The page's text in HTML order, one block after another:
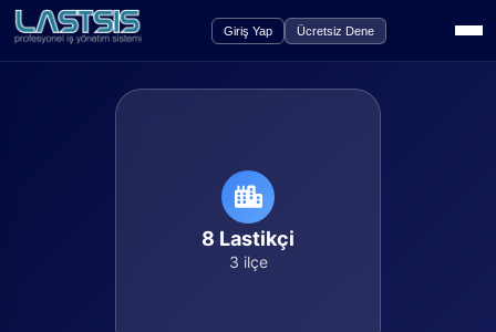
Giriş Yap Ücretsiz Dene
8 Lastikçi
3 ilçe